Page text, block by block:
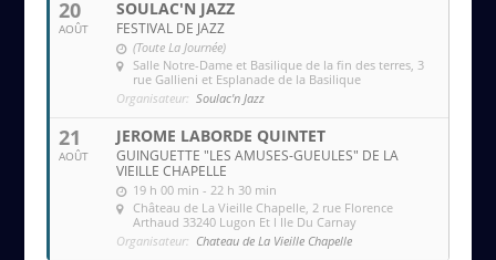
20
AOÛT
SOULAC'N JAZZ
FESTIVAL DE JAZZ
(Toute La Journée)
Salle Notre-Dame et Basilique de la fin des terres , 3
rue Gallieni et Esplanade de la Basilique
Organisateur: Soulac'n Jazz
21
AOÛT
JEROME LABORDE QUINTET
GUINGUETTE "LES AMUSES-GUEULES" DE LA
VIEILLE CHAPELLE
19 h 00 min - 22 h 30 min
Château de La Vieille Chapelle , 2 rue Florence
Arthaud 33240 Lugon Et l Ile Du Carnay
Organisateur: Chateau de La Vieille Chapelle